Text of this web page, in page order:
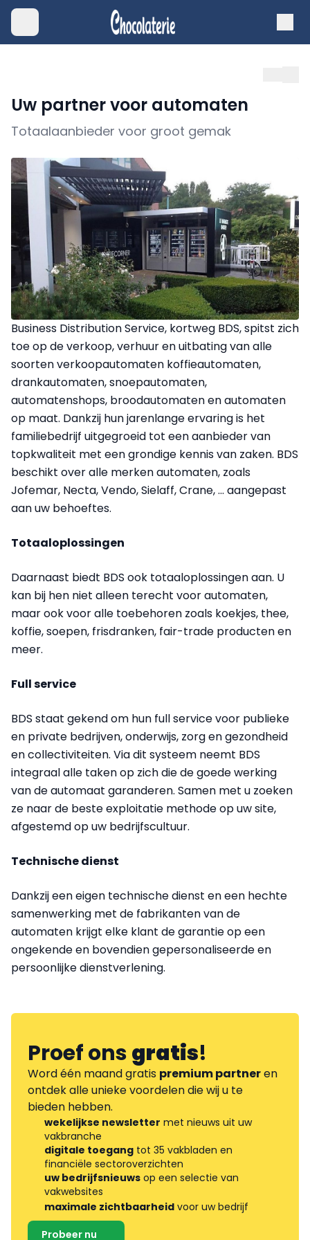
Uw partner voor automaten
Totaalaanbieder voor groot gemak
Business Distribution Service, kortweg BDS, spitst zich
toe op de verkoop, verhuur en uitbating van alle
soorten verkoopautomaten koffieautomaten,
drankautomaten, snoepautomaten,
automatenshops, broodautomaten en automaten
op maat. Dankzij hun jarenlange ervaring is het
familiebedrijf uitgegroeid tot een aanbieder van
topkwaliteit met een grondige kennis van zaken. BDS
beschikt over alle merken automaten, zoals
Jofemar, Necta, Vendo, Sielaff, Crane, ... aangepast
aan uw behoeftes.
Totaaloplossingen
Daarnaast biedt BDS ook totaaloplossingen aan. U
kan bij hen niet alleen terecht voor automaten,
maar ook voor alle toebehoren zoals koekjes, thee,
koffie, soepen, frisdranken, fair-trade producten en
meer.
Full service
BDS staat gekend om hun full service voor publieke
en private bedrijven, onderwijs, zorg en gezondheid
en collectiviteiten. Via dit systeem neemt BDS
integraal alle taken op zich die de goede werking
van de automaat garanderen. Samen met u zoeken
ze naar de beste exploitatie methode op uw site,
afgestemd op uw bedrijfscultuur.
Technische dienst
Dankzij een eigen technische dienst en een hechte
samenwerking met de fabrikanten van de
automaten krijgt elke klant de garantie op een
ongekende en bovendien gepersonaliseerde en
persoonlijke dienstverlening.
Proef onsgratis!
Word één maand gratis premium partneren
ontdek alle unieke voordelen die wij u te
bieden hebben.
wekelijkse newsletter met nieuws uit uw
vakbranche
digitale toegang tot 35 vakbladen en
financiële sectoroverzichten
uw bedrijfsnieuws op een selectie van
vakwebsites
maximale zichtbaarheid voor uw bedrijf
Probeer nu